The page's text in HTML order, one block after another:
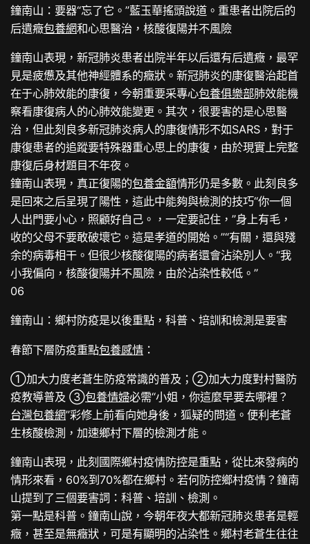
鐘南山：要器“忘了它。”藍玉華搖頭說道。重患者出院后的
后遺癥包養網和心思醫治，核酸復陽并不風險
鐘南山表現，新冠肺炎患者出院半年以后還有后遺癥，最罕
見是疲憊及其他神經體系的癥狀。新冠肺炎的康復醫治起首
在于心肺效能的康復，今朝重要采專心包養俱樂部肺效能機
察看康復病人的心肺效能變更。其次，很要害的是心思醫
治，但此刻良多新冠肺炎病人的康復情形不如SARS，對于
康復患者的追蹤要特殊器重心思上的康復，由於現實上完整
康復后身材題目不年夜。
鐘南山表現，真正復陽的包養金額情形仍是多數。此刻良多
是回來之后呈現了陽性，這此中能夠與檢測的技巧“你一個
人出門要小心，照顧好自己。，一定要記住，”身上有毛，
收的父母不要敢破壞它。這是孝道的開始。”“有關，還與殘
余的病毒相干。但很少核酸復陽的病者還會沾染別人。“我
小我偏向，核酸復陽并不風險，由於沾染性較低。”
06
鐘南山：鄉村防疫是以後重點，科普、培訓和檢測是要害
春節下層防疫重點包養感情 ：
①加大力度老蒼生防疫常識的普及；②加大力度對村醫防
疫教導普及 ③包養情婦必需“小姐，你這麼早要去哪裡？
台灣包養網”彩修上前看向她身後，狐疑的問道。便利老蒼
生核酸檢測，加速鄉村下層的檢測才能。
鐘南山表現，此刻國際鄉村疫情防控是重點，從比來發病的
情形來看，60%到70%都在鄉村。若何防控鄉村疫情？鐘南
山提到了三個要害詞：科普、培訓、檢測。
第一點是科普。鐘南山說，今朝年夜大都新冠肺炎患者是輕
癥，甚至是無癥狀，可是有顯明的沾染性。鄉村老蒼生往往